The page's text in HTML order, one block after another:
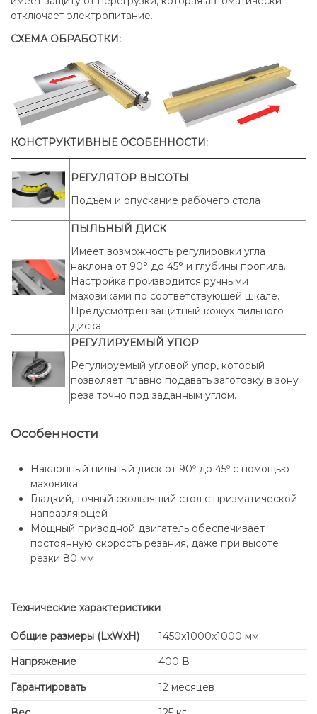
отключает электропитание.
СХЕМА ОБРАБОТКИ:
КОНСТРУКТИВНЫЕ ОСОБЕННОСТИ:
РЕГУЛЯТОР ВЫСОТЫ
Подъем и опускание рабочего стола
ПЫЛЬНЫЙ ДИСК
Имеет возможность регулировки угла
наклона от 90° до 45° и глубины пропила.
Настройка производится ручными
маховиками по соответствующей шкале.
Предусмотрен защитный кожух пильного
диска
РЕГУЛИРУЕМЫЙ УПОР
Регулируемый угловой упор, который
позволяет плавно подавать заготовку в зону
реза точно под заданным углом.
Особенности
Наклонный пильный диск от 90º до 45º с помощью
маховика
Гладкий, точный скользящий стол с призматической
направляющей
Мощный приводной двигатель обеспечивает
постоянную скорость резания, даже при высоте
резки 80 мм
Технические характеристики
Общие размеры (LxWxH)
1450x1000x1000 мм
Напряжение
400 В
Гарантировать
12 месяцев